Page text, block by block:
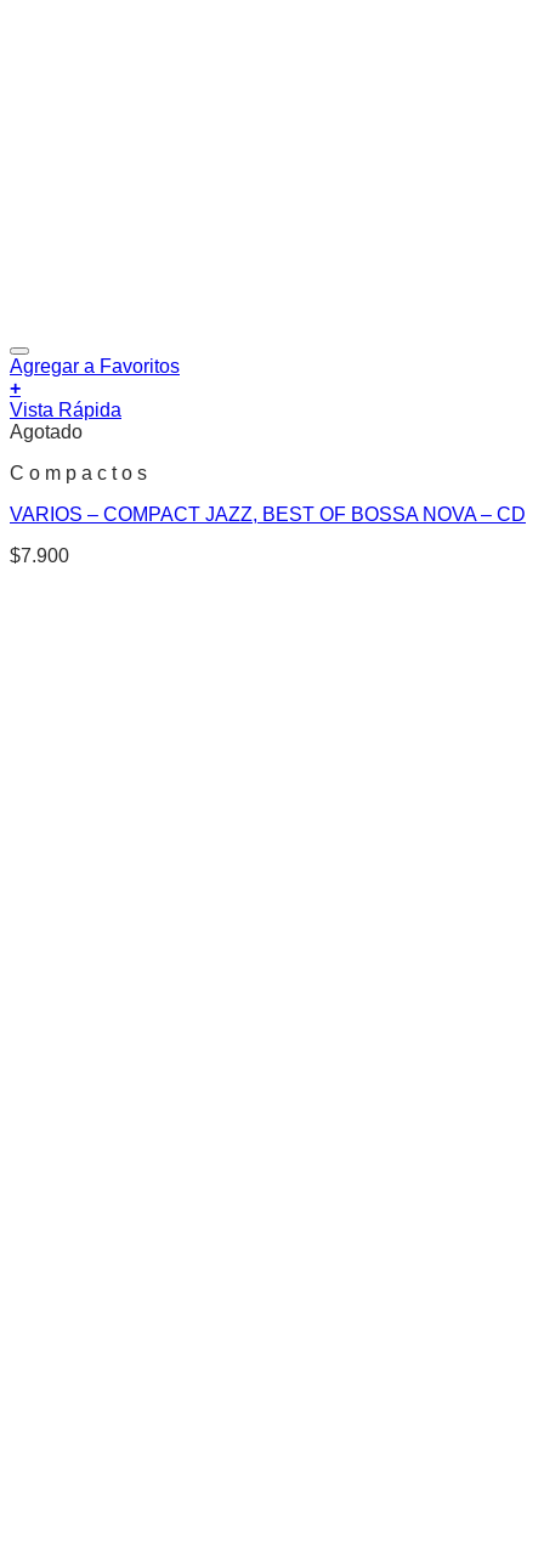
Agregar a Favoritos
+
Vista Rápida
Agotado
C o m p a c t o s
VARIOS – COMPACT JAZZ, BEST OF BOSSA NOVA – CD
$7.900